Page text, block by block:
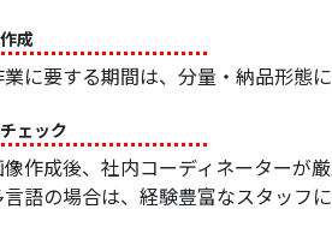
成
に要する期間は、分量・納品形態に
ェック
作成後、社内コーディネーターが
語の場合は、経験豊富なスタッフ